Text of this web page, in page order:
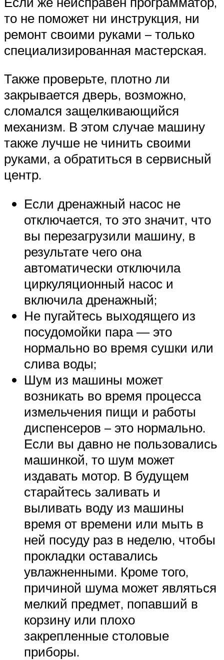
то не поможет ни инструкция, ни
ремонт своими руками – только
специализированная мастерская.
Также проверьте, плотно ли
закрывается дверь, возможно,
сломался защелкивающийся
механизм. В этом случае машину
также лучше не чинить своими
руками, а обратиться в сервисный
центр.
Если дренажный насос не
отключается, то это значит, что
вы перезагрузили машину, в
результате чего она
автоматически отключила
циркуляционный насос и
включила дренажный;
Не пугайтесь выходящего из
посудомойки пара — это
нормально во время сушки или
слива воды;
Шум из машины может
возникать во время процесса
измельчения пищи и работы
диспенсеров – это нормально.
Если вы давно не пользовались
машинкой, то шум может
издавать мотор. В будущем
старайтесь заливать и
выливать воду из машины
время от времени или мыть в
ней посуду раз в неделю, чтобы
прокладки оставались
увлажненными. Кроме того,
причиной шума может являться
мелкий предмет, попавший в
корзину или плохо
закрепленные столовые
приборы.